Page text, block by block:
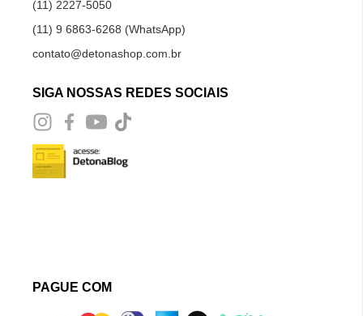
(11) 2227-5050
(11) 9 6863-6268 (WhatsApp)
contato@detonashop.com.br
SIGA NOSSAS REDES SOCIAIS
PAGUE COM